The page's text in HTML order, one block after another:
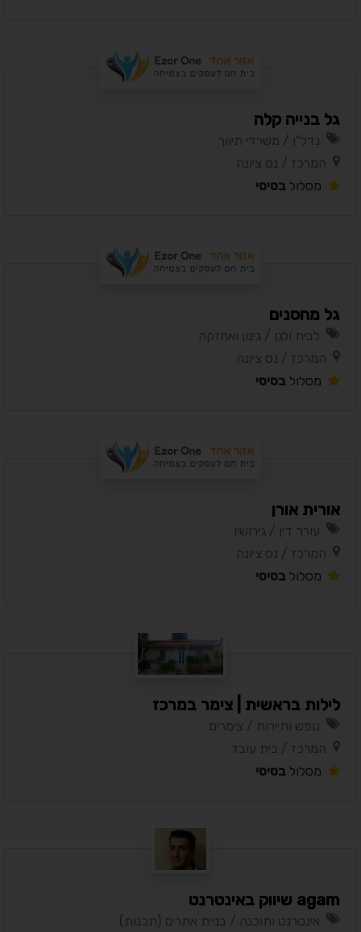
גל בנייה קלה
נדל"ן / משרדי תיווך
המרכז / נס ציונה
מסלול בסיסי
גל מחסנים
לבית ולגן / גינון ואחזקה
המרכז / נס ציונה
מסלול בסיסי
אורית אורן
עורך דין / גירושין
המרכז / נס ציונה
מסלול בסיסי
לילות בראשית | צימר במרכז
נופש ותיירות / צימרים
המרכז / בית עובד
מסלול בסיסי
agam שיווק באינטרנט
אינטרנט ותוכנה / בניית אתרים (תכנות)